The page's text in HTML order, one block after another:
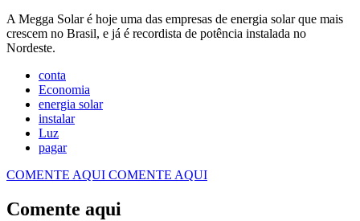
A Megga Solar é hoje uma das empresas de energia solar que mais
crescem no Brasil, e já é recordista de potência instalada no
Nordeste.
conta
Economia
energia solar
instalar
Luz
pagar
COMENTE AQUI COMENTE AQUI
Comente aqui